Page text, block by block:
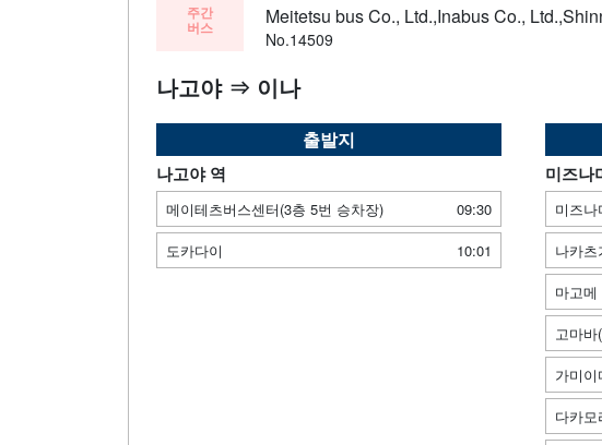
주간
버스 Meitetsu bus Co., Ltd.,Inabus Co.,
No.14509
나고야 ⇒ 이나
출발지
나고야 역
메이테츠버스센터(3층 5번 승차장)
09:30
도카다이
10:01
미즈나
미즈나
나카츠
마고메
고마
가미이
다카모